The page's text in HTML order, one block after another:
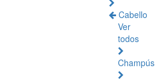
Cabello
Ver
todos
Champús